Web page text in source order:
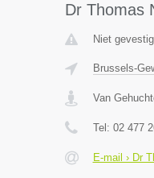
Dr Thomas
Niet
Brussels-
Van
Tel: 02 477
E-mail › Dr